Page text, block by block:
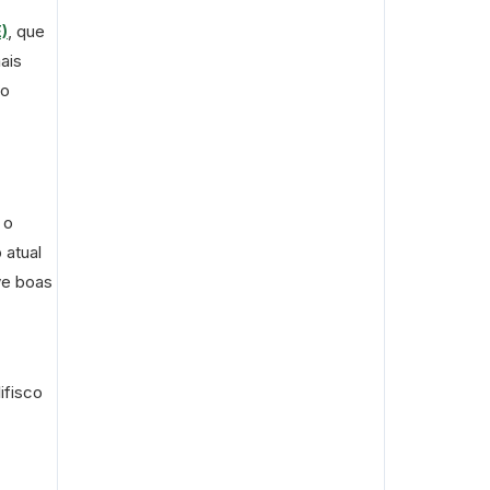
, que
atual
boas